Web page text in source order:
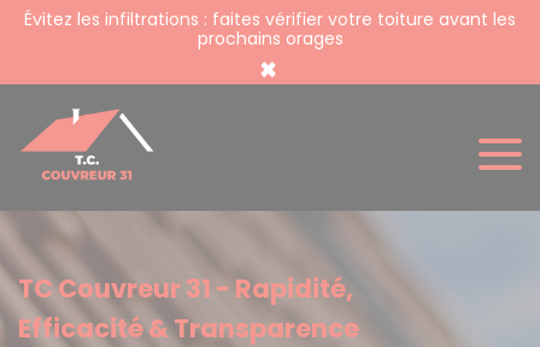
Évitez les infiltrations : faites vérifier votre toiture avant les
prochains orages
×
TC Couvreur 31 - Rapidité,
Efficacité & Transparence
Panneau de gestion des cookies